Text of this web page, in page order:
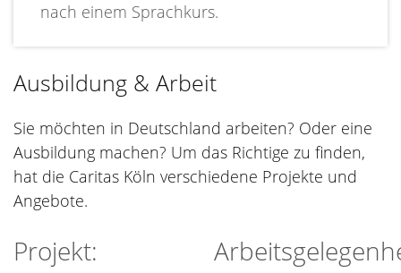
nach einem Sprachkurs.
Ausbildung & Arbeit
Sie möchten in Deutschland arbeiten? Oder eine
Ausbildung machen? Um das Richtige zu finden,
hat die Caritas Köln verschiedene Projekte und
Angebote.
Projekt: